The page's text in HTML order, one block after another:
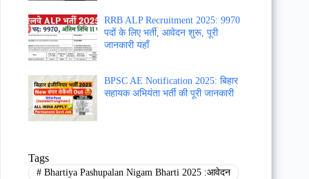
RRB ALP Recruitment 2025: 9970
पदों के लिए भर्ती, आवेदन शुरू, पूरी
जानकारी यहाँ
BPSC AE Notification 2025: बिहार
सहायक अभियंता भर्ती की पूरी जानकारी
Tags
#Bhartiya Pashupalan Nigam Bharti 2025 :आवेदन